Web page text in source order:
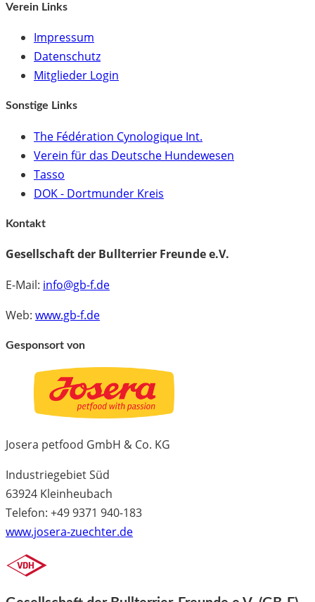
Verein Links
Impressum
Datenschutz
Mitglieder Login
Sonstige Links
The Fédération Cynologique Int.
Verein für das Deutsche Hundewesen
Tasso
DOK - Dortmunder Kreis
Kontakt
Gesellschaft der Bullterrier Freunde e.V.
E-Mail: info@gb-f.de
Web: www.gb-f.de
Gesponsort von
Josera petfood GmbH & Co. KG
Industriegebiet Süd
63924 Kleinheubach
Telefon: +49 9371 940-183
www.josera-zuechter.de